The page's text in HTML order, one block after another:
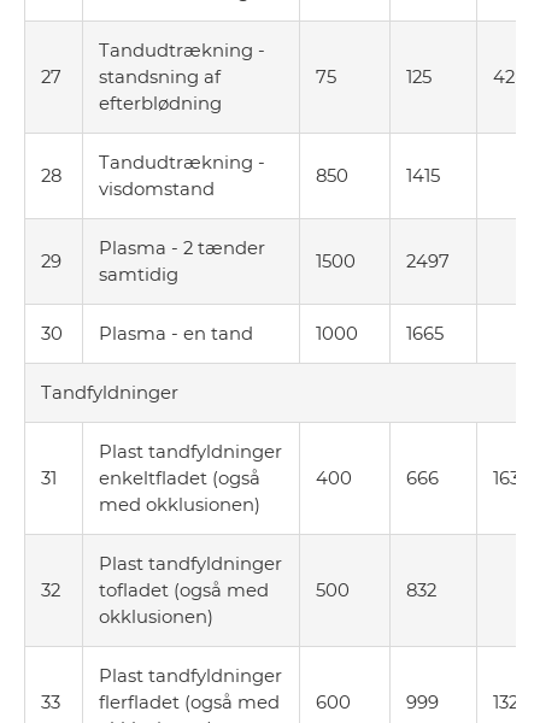
27
Tandudtrækning -
standsning af
efterblødning
75 125 42
28
Tandudtrækning -
visdomstand
850 1415
29
Plasma - 2 tænder
samtidig
1500 2497
30 Plasma - en tand 1000 1665
Tandfyldninger
31
Plast tandfyldninger
enkeltfladet (også
med okklusionen)
400 666 163
32
Plast tandfyldninger
tofladet (også med
okklusionen)
500 832
33
Plast tandfyldninger
flerfladet (også med
600 999 132